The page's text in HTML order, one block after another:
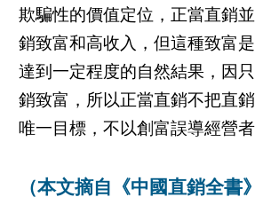
欺騙性的價值定位，正當直銷
銷致富和高收入，但這種致富
達到一定程度的自然結果，因
銷致富，所以正當直銷不把直
唯一目標，不以創富誤導經營者
（本文摘自《中國直銷全書